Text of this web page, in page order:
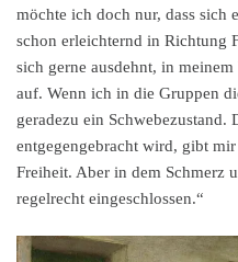
möchte ich doch nur, dass sich
schon erleichternd in Richtung
sich gerne ausdehnt, in
auf. Wenn ich in die Gruppen
geradezu ein Schwebezustand.
entgegengebracht wird, gibt
Freiheit. Aber in dem Schmerz
regelrecht eingeschlossen.“